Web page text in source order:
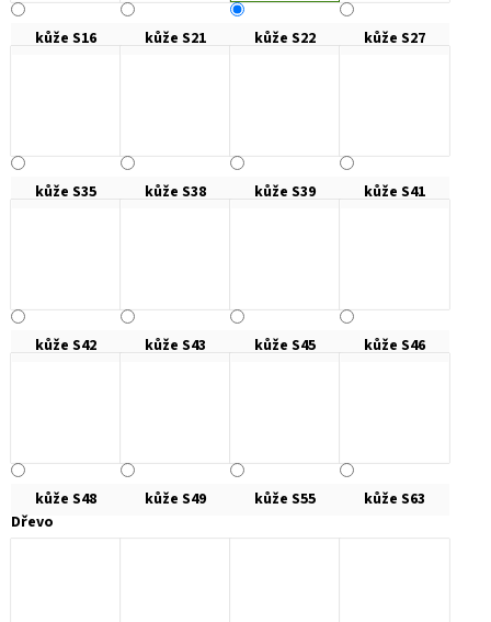
kůže S16 kůže S21 kůže S22 kůže S27
kůže S35 kůže S38 kůže S39 kůže S41
kůže S42 kůže S43 kůže S45 kůže S46
kůže S48 kůže S49 kůže S55
kůže S63
Dřevo